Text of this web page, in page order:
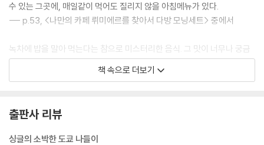
# 한눈에 보는 <일본음식의 감초들>
수 있는 그곳에, 매일같이 먹어도 질리지 않을 아침메뉴가 있다.
--- p.53, <나만의 카페 뤼미에르를 찾아서 다방 모닝세트> 중에서
녹차에 밥을 말아 먹는다는 참으로 미스터리한 음식. 그 맛이 너무나 궁금
해 집에 가자마자 봉투 겉에 쓰여 있는 조리법을 따라해보았다. 와사비 색
깔을 띠는 국물 안에서 반신욕에 돌입한 하얀 쌀밥, 그리고 그 위엔 정체 모
--- p.83, <날카로운 첫인상의 추억 오챠즈케>
책 속으로 더보기
출판사 리뷰
싱글의 소박한 도쿄 나들이